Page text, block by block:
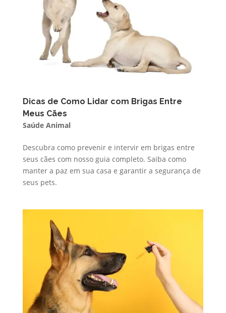
Dicas de Como Lidar com Brigas Entre
Meus Cães
Saúde Animal
Descubra como prevenir e intervir em brigas entre
seus cães com nosso guia completo. Saiba como
manter a paz em sua casa e garantir a segurança de
seus pets.